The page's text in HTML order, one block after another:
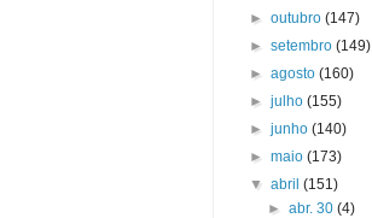
►outubro(147)
►setembro(149)
►agosto(160)
►julho(155)
►junho(140)
►maio(173)
▼abril(151)
► abr. 30 (4)